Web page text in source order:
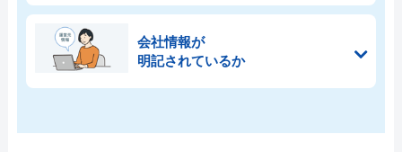
会社情報が
明記されているか